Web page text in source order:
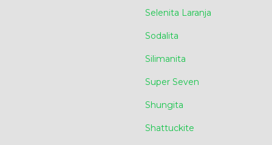
Selenita Laranja
Sodalita
Silimanita
Super Seven
Shungita
Shattuckite